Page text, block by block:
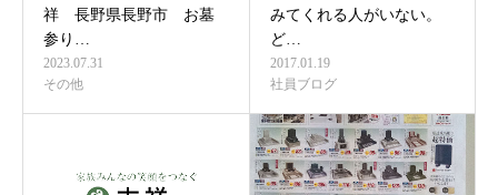
祥 長野県長野市 お墓
参り…
2023.07.31
その他
みてくれる人がいない。
ど…
2017.01.19
社員ブログ